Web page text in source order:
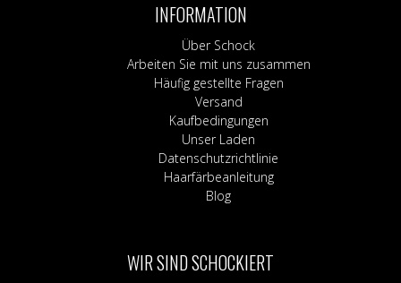
INFORMATION
Über Schock
Arbeiten Sie mit uns zusammen
Häufig gestellte Fragen
Versand
Kaufbedingungen
Unser Laden
Datenschutzrichtlinie
Haarfärbeanleitung
Blog
WIR SIND SCHOCKIERT